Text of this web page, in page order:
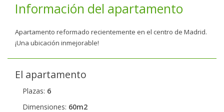
Información del apartamento
Apartamento reformado recientemente en el centro de Madrid.
¡Una ubicación inmejorable!
El apartamento
Plazas: 6
Dimensiones: 60m2